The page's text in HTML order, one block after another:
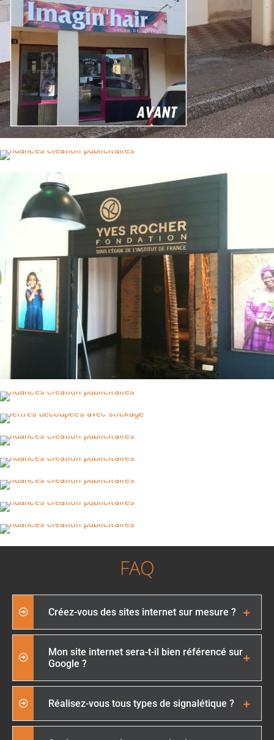
FAQ
Créez-vous des sites internet sur mesure ?
Mon site internet sera-t-il bien référencé sur
Google ?
Réalisez-vous tous types de signalétique ?